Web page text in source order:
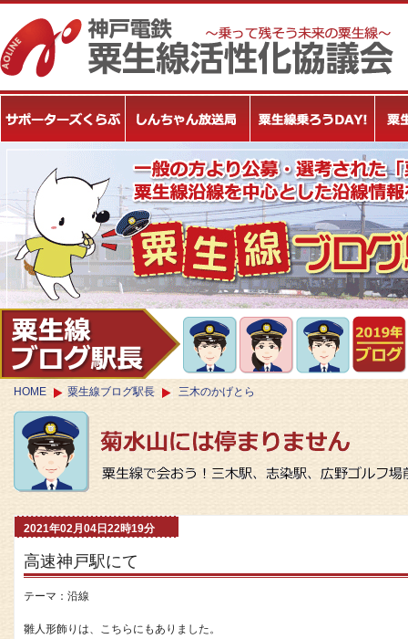
HOME 粟生線ブログ駅長 三木のかげとら
2021年02月04日22時19分
高速神戸駅にて
テーマ： 沿線
雛人形飾りは、こちらにもありました。